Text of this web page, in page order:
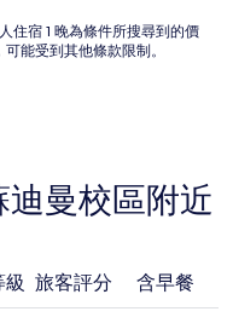
住宿 1 晚為條件所搜尋到的價
能受到其他條款限制。
曼校區附近
級 旅客評分 含早餐